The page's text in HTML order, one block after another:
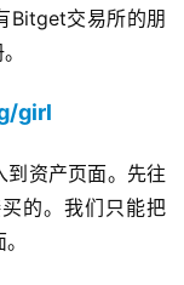
Bitget交易所的朋
girl
资产页面。先往
的。我们只能把